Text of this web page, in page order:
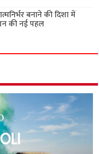
बनाने की दिशा में
की नई पहल